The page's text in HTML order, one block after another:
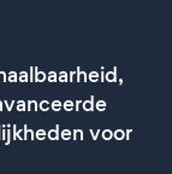
voor